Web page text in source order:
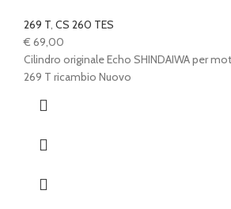
269 T, CS 260 TES
€ 69,00
Cilindro originale Echo SHINDAIWA per
269 T ricambio Nuovo